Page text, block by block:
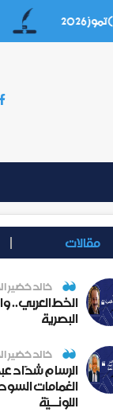
مقالات
خالد خضير
الخط العربي..
البصرية
خالد خضير
الرسام شدّاد
الغمامات
اللونــيّة